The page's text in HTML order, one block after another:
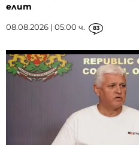
елит
08.08.2026 | 05:00 ч. 83